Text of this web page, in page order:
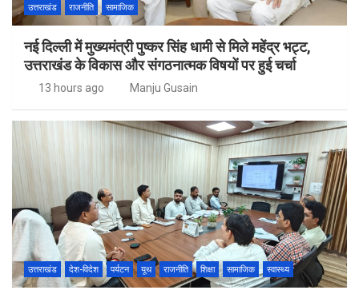
उत्तराखंड राजनीति सामाजिक
नई दिल्ली में मुख्यमंत्री पुष्कर सिंह धामी से मिले महेंद्र भट्ट,
उत्तराखंड के विकास और संगठनात्मक विषयों पर हुई चर्चा
13 hours ago Manju Gusain
उत्तराखंड देश-विदेश पर्यटन यूथ राजनीति शिक्षा सामाजिक स्वास्थ्य